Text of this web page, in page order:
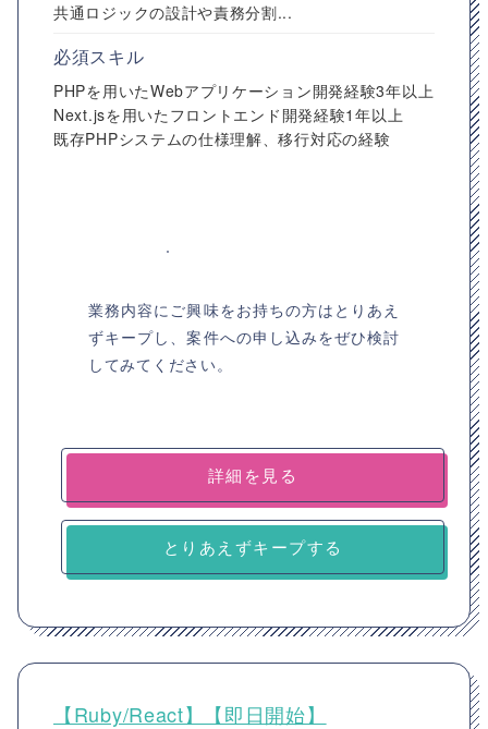
共通ロジックの設計や責務分割...
必須スキル
PHPを用いたWebアプリケーション開発経験3年以上
Next.jsを用いたフロントエンド開発経験1年以上
既存PHPシステムの仕様理解、移行対応の経験
業務内容にご興味をお持ちの方はとりあえ
ずキープし、案件への申し込みをぜひ検討
してみてください。
詳細を見る
とりあえずキープする
【Ruby/React】【即日開始】